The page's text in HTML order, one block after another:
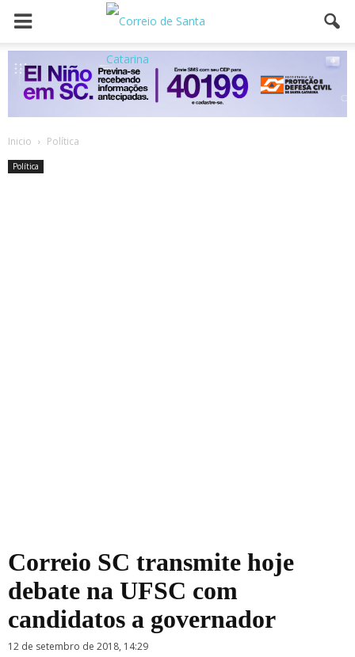
Inicio Política
Política
Correio SC transmite hoje
debate na UFSC com
candidatos a governador
12 de setembro de 2018, 14:29